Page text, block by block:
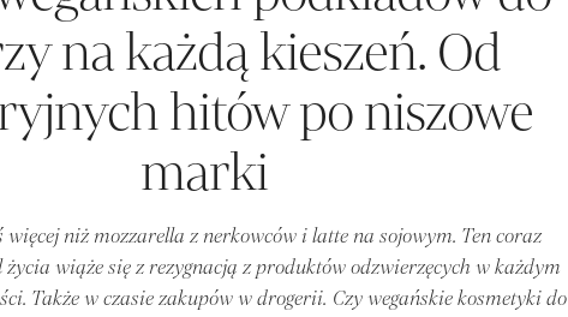
na każdą kieszeń. Od
hitów po niszowe
marki
więcej niż mozzarella z nerkowców i latte na sojowym. Ten coraz
wiąże się z rezygnacją z produktów odzwierzęcych w każdym
Także w czasie zakupów w drogerii. Czy wegańskie kosmetyki do